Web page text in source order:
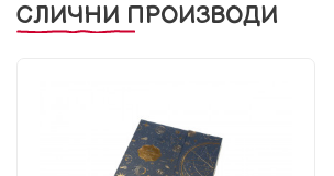
СЛИЧНИ ПРОИЗВОДИ